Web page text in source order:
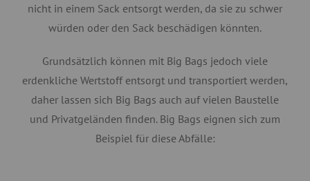
nicht in einem Sack entsorgt werden, da sie zu schwer
würden oder den Sack beschädigen könnten.
Grundsätzlich können mit Big Bags jedoch viele
erdenkliche Wertstoff entsorgt und transportiert werden,
daher lassen sich Big Bags auch auf vielen Baustelle
und Privatgeländen finden. Big Bags eignen sich zum
Beispiel für diese Abfälle: